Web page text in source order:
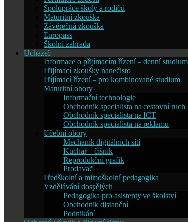
Spolupráce školy a rodičů
Maturitní zkouška
Závěrečná zkouška
Europass
Školní zahrada
Uchazeč
Informace o přijímacím řízení – denní studium
Přijímací zkoušky nanečisto
Příjímací řízení – pro kombinované studium
Maturitní obory
Informační technologie
Obchodník specialista na cestovní ruch
Obchodník specialista na ICT
Obchodník specialista na reklamu
Učební obory
Mechanik digitálních sítí
Kuchař – číšník
Reprodukční grafik
Prodavač
Předškolní a mimoškolní pedagogika
Vzdělávání dospělých
Pedagogika pro asistenty ve školství
Obchodník distanční
Podnikání